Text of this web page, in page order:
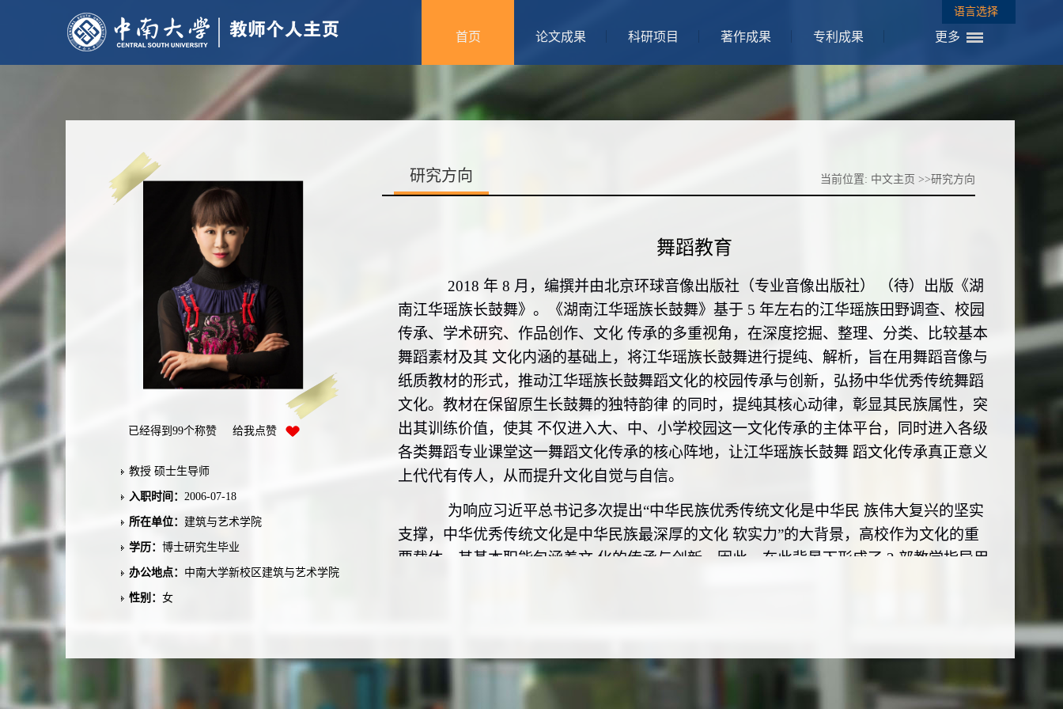
语言选择
首页 论文成果 科研项目 著作成果 专利成果 更多
已经得到 99个称赞 给我点赞
教授 硕士生导师
入职时间： 2006-07-18
所在单位： 建筑与艺术学院
学历： 博士研究生毕业
办公地点： 中南大学新校区建筑与艺术学院
性别： 女
研究方向 当前位置: 中文主页 >>研究方向
舞蹈教育
2018 年 8 月，编撰并由北京环球音像出版社（专业音像出版社）
（待）出版《湖
南江华瑶族长鼓舞》。《湖南江华瑶族长鼓舞》基于 5 年左右的江华瑶族田野调查、校园
传承、学术研究、作品创作、文化 传承的多重视角，在深度挖掘、整理、分类、比较基本
舞蹈素材及其 文化内涵的基础上，将江华瑶族长鼓舞进⾏提纯、解析，旨在用舞蹈音像与
纸质教材的形式，推动江华瑶族长鼓舞蹈文化的校园传承与创 新，弘扬中华优秀传统舞蹈
文化。教材在保留原生长鼓舞的独特韵律 的同时，提纯其核心动律，彰显其民族属性，突
出其训练价值，使其 不仅进入大、中、 小学校园这一文化传承的主体平台，同时进入各级
各类舞蹈专业课堂这一舞蹈文化传承的核心阵地，让江华瑶族长鼓舞 蹈文化传承真正意义
上代代有传人 ，从而提升文化自觉与自信。
为响应习近平总书记多次提出“中华民族优秀传统文化是中华民 族伟⼤复兴的坚实
支撑，中华优秀传统文化是中华民族最深厚的文化 软实力”的大背景， 高校作为文化的重
要载体，其基本职能包涵着文 化的传承与创新。因此，在此背景下形成了 2 部教学指导用
舞蹈文化进课堂的 学本科专业选修及公共选修课程开发研究，通过特
蹈课程教材及工具书（课程教案）等课题
主体性发展和教师专